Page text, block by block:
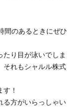
間のあるときにぜひ
り目が泳いでしま
それもシャルル株式
！
方がいらっしゃい